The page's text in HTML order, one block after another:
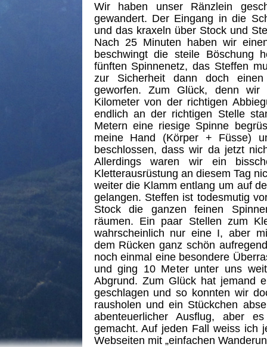
Wir haben unser Ränzlein
gewandert. Der Eingang in die
und das kraxeln über Stock und
Nach 25 Minuten haben wir
beschwingt die steile Böschung
fünften Spinnenetz, das Steffen
zur Sicherheit dann doch
geworfen. Zum Glück, denn
Kilometer von der richtigen
endlich an der richtigen Stelle
Metern eine riesige Spinne
meine Hand (Körper + Füsse)
beschlossen, dass wir da jetzt
Allerdings waren wir ein
Kletterausrüstung an diesem Tag
weiter die Klamm entlang um auf
gelangen. Steffen ist todesmutig
Stock die ganzen feinen
räumen. Ein paar Stellen zum
wahrscheinlich nur eine I, aber
dem Rücken ganz schön
noch einmal eine besondere
und ging 10 Meter unter uns
Abgrund. Zum Glück hat jemand
geschlagen und so konnten wir
rausholen und ein Stückchen
abenteuerlicher Ausflug, aber
gemacht. Auf jeden Fall weiss ich
Webseiten mit „einfachen